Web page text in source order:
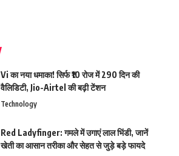
Vi का नया धमाका! सिर्फ ₹10 रोज में 290 दिन की
वैलिडिटी, Jio-Airtel की बढ़ी टेंशन
Technology
Red Ladyfinger: गमले में उगाएं लाल भिंडी, जानें
खेती का आसान तरीका और सेहत से जुड़े बड़े फायदे